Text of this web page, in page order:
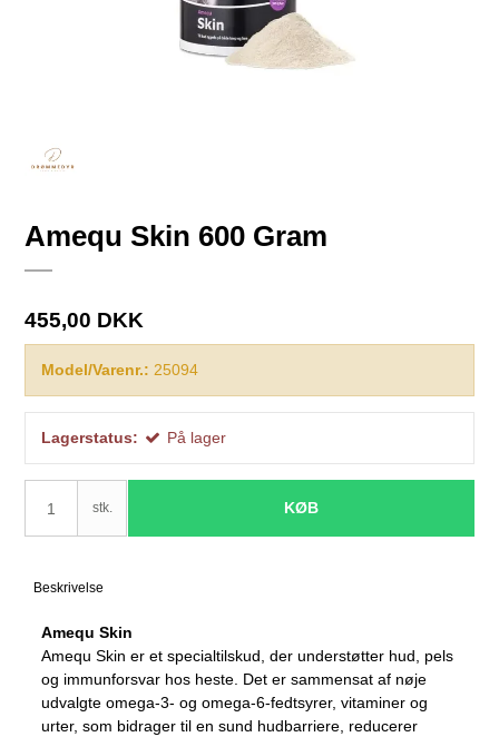
Amequ Skin 600 Gram
455,00 DKK
Model/Varenr.: 25094
Lagerstatus: På lager
stk. KØB
Beskrivelse
Amequ Skin
Amequ Skin er et specialtilskud, der understøtter hud, pels
og immunforsvar hos heste. Det er sammensat af nøje
udvalgte omega-3- og omega-6-fedtsyrer, vitaminer og
urter, som bidrager til en sund hudbarriere, reducerer